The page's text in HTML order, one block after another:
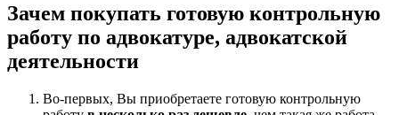
Зачем покупать готовую контрольную
работу по адвокатуре, адвокатской
деятельности
Во-первых, Вы приобретаете готовую контрольную